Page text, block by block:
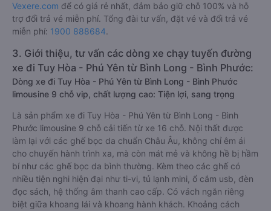
Vexere.com để có giá rẻ nhất, đảm bảo giữ chỗ 100% và hỗ
trợ đổi trả vé miễn phí. Tổng đài tư vấn, đặt vé và đổi trả vé
miễn phí: 1900 888684.
3. Giới thiệu, tư vấn các dòng xe chạy tuyến đường
xe đi Tuy Hòa - Phú Yên từ Bình Long - Bình Phước:
Dòng xe đi Tuy Hòa - Phú Yên từ Bình Long - Bình Phước
limousine 9 chỗ vip, chất lượng cao: Tiện lợi, sang trọng
Là sản phẩm xe đi Tuy Hòa - Phú Yên từ Bình Long - Bình
Phước limousine 9 chỗ cải tiến từ xe 16 chỗ. Nội thất được
làm lại với các ghế bọc da chuẩn Châu Âu, không chỉ êm ái
cho chuyến hành trình xa, mà còn mát mẻ và không hề bị hầm
bí như các ghế bọc da bình thường. Kèm theo các ghế có
nhiều tiện nghi hiện đại như ti-vi, tủ lạnh mini, ổ cắm usb, đèn
đọc sách, hệ thống âm thanh cao cấp. Có vách ngăn riêng
biệt giữa khoang lái và khoang hành khách. Khoảng cách